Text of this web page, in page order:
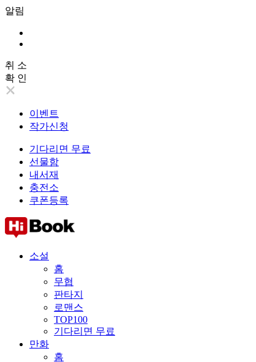
알림
취 소
확 인
이벤트
작가신청
기다리면 무료
선물함
내서재
충전소
쿠폰등록
소설
홈
무협
판타지
로맨스
TOP100
기다리면 무료
만화
홈